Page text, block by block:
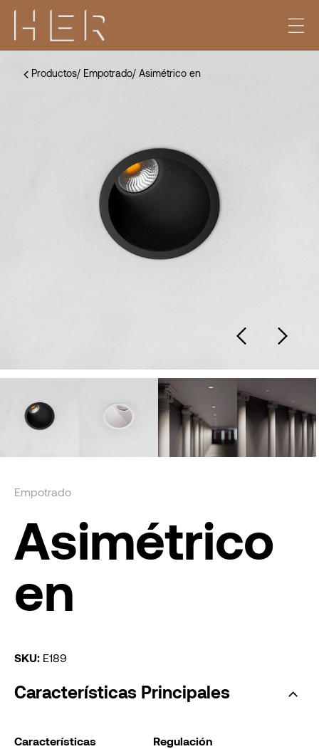
Productos/ Empotrado/ Asimétrico en
Empotrado
Asimétrico
en
SKU: E189
Características Principales
Características Regulación